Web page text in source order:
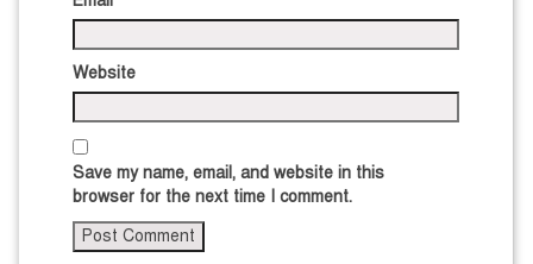
Website
Save my name, email, and website in this
browser for the next time I comment.